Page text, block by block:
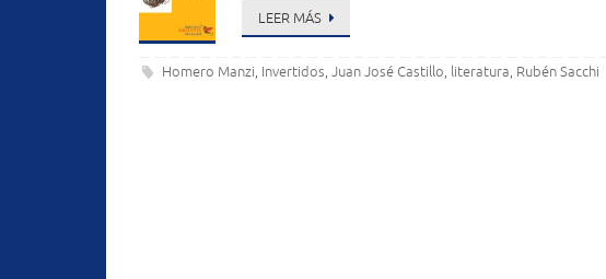
LEER MÁS
Homero Manzi, Invertidos,Juan José Castillo, literatura, Rubén Sacchi